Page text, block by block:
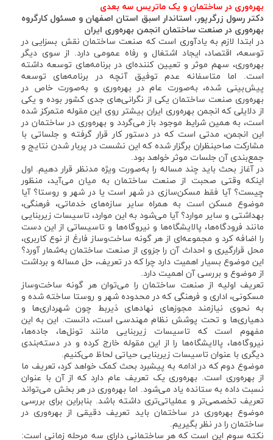
بهره‌وری در ساختمان و یک ماتریس سه بعدی
دکتر رسول زرگرپور، استاندار اسبق استان اصفهان و مسئول کارگروه
بهره‌وری در صنعت ساختمان انجمن بهره‌وری ایران
در ابتدا لازم به یادآوری است که صنعت ساختمان نقش بسزایی در
توسعه، اقتصاد، ایجاد اشتغال و رفاه عمومی دارد. از سوی دیگر
بهره‌وری، سهم موثر و تعیین کننده‌ای در برنامه‌های توسعه داشته
است. اما متاسفانه عدم توفیق آنچه در برنامه‌های توسعه
پیش‌بینی شده، به‌صورت عام در بهره‌وری و به‌صورت خاص در
بهره‌وری صنعت ساختمان یکی از نگرانی‌های جدی کشور بوده و یکی
از دلایلی که انجمن بهره‌وری ایران بیشتر روی این مقوله متمرکز شده
است، به همین شرایط موجود باز می‌گردد و بهره‌وری در ساختمان در
این انجمن، مدتی است که در دستور کار قرار گرفته و جلساتی با
مشارکت صاحبنظران برگزار شده که این نشست در پربار شدن نتایج و
جمع‌بندی آن جلسات موثر خواهد بود.
در آغاز بحث باید چند مساله را به‌صورت ویژه مدنظر قرار دهیم. اول
اینکه وقتی صحبت از صنعت ساختمان به میان می‌آید، منظور
چیست؟ آیا فقط مسکن‌سازی در شهر است یا در شهر و روستا؟ آیا
موضوع مسکن است به همراه سایر سازه‌های خدماتی، فرهنگی،
بهداشتی و سایر موارد؟ آیا می‌شود به این موارد، تاسیسات زیربنایی
مانند فرودگاه‌ها، پالایشگاه‌ها و نیروگاه‌ها و تاسیساتی از این دست
را اضافه کرد و مجموعه‌ای از هر گونه ساخت‌وساز فارغ از نوع کاربری،
محل قرارگیری و احداث آن را جزوی از صنعت ساختمان به‌شمار آورد؟
این موضوع بسیار اهمیت دارد چرا که در تعریف، حل مساله و برداشت
از موضوع و بررسی آن اهمیت دارد.
تعریف اولیه از صنعت ساختمان را می‌توان هر گونه ساخت‌وساز
مسکونی، اداری و فرهنگی که در محدوده شهر و روستا ساخته شده و
به نحوی نیازمند مجوزهای نهادهای ذیربط چون شهرداری‌ها و
دهیاری‌ها و تحت پوشش نظام مهندسی است، دانست. این به این
مفهوم است که تاسیسات زیربنایی مانند تونل‌ها، جاده‌ها،
نیروگاه‌ها، پالایشگاه‌ها را از این مقوله خارج کرده و در دسته‌بندی
دیگری با عنوان تاسیسات زیربنایی حیاتی لحاظ می‌کنیم.
موضوع دوم که در ادامه به پیشبرد بحث کمک خواهد کرد، تعریف ما
از بهره‌وری است. بهره‌وری یک تعریف عام دارد که از آن با عنوان
نسبت داده به ستانده یاد می‌شود. اما بهره‌وری در هر بخش می‌تواند
تعریف تخصصی‌تر و عملیاتی‌تری داشته باشد. بنابراین برای بررسی
موضوع بهره‌وری در ساختمان باید تعریف دقیقی از بهره‌وری در
ساختمان را در نظر بگیریم.
نکته سوم این است که هر ساختمانی دارای سه مرحله زمانی است: